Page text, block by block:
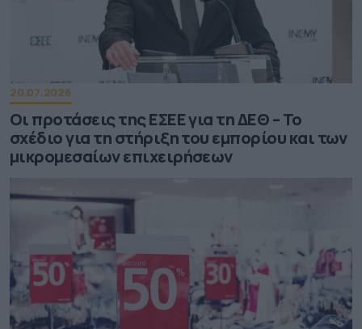
20.07.2026
Οι προτάσεις της ΕΣΕΕ για τη ΔΕΘ – Το
σχέδιο για τη στήριξη του εμπορίου και των
μικρομεσαίων επιχειρήσεων